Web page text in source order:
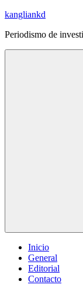
Saltar
contenido
kangliankd
Periodismo de
Inicio
General
Editorial
Contacto